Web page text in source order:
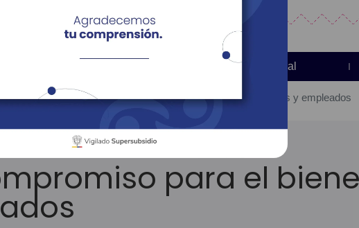
Vivir
Editorial
FCV, liderazgo y compromiso para el bienestar de pacientes y empleados
para el